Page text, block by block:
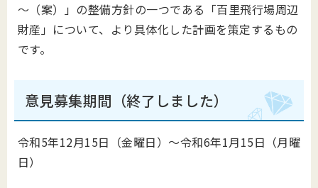
～（案）」の整備方針の一つである「百里飛行場周辺
財産」について、より具体化した計画を策定するもの
です。
意見募集期間（終了しました）
令和5年12月15日（金曜日）～令和6年1月15日（月曜
日）